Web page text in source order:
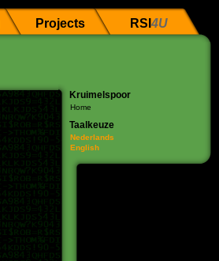
Projects RSI 4U
Kruimelspoor
Home
Taalkeuze
Nederlands
English